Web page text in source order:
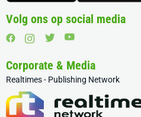
Volg ons op social media
Corporate & Media
Realtimes - Publishing Network